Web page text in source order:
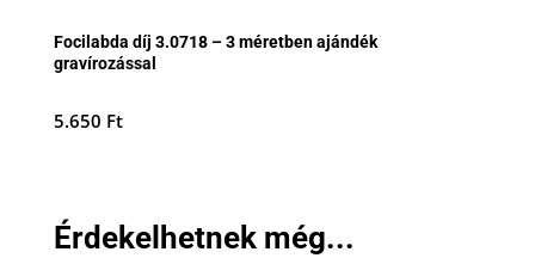
Focilabda díj 3.0718 – 3 méretben ajándék
gravírozással
5.650 Ft
Érdekelhetnek még...